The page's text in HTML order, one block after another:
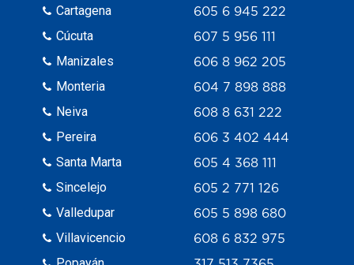
Cartagena
Cúcuta
Manizales
Monteria
Neiva
Pereira
Santa Marta
Sincelejo
Valledupar
Villavicencio
605 6 945 222
607 5 956 111
606 8 962 205
604 7 898 888
608 8 631 222
606 3 402 444
605 4 368 111
605 2 771 126
605 5 898 680
608 6 832 975